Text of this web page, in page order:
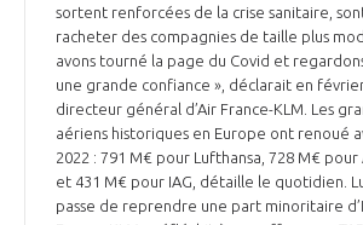
sortent renforcées de la crise sanitaire,
racheter des compagnies de taille plus
avons tourné la page du Covid et
une grande confiance », déclarait en
directeur général d’Air France-KLM. Les
aériens historiques en Europe ont renoué
2022 : 791 M€ pour Lufthansa, 728 M€ pour
et 431 M€ pour IAG, détaille le quotidien.
passe de reprendre une part minoritaire